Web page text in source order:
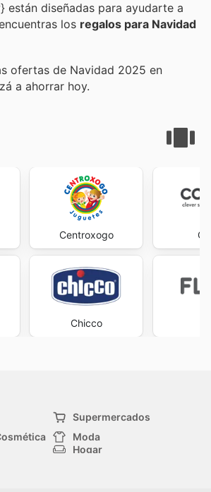
están diseñadas para ayudarte a
los regalos para Navidad
ofertas de Navidad 2025 en
a ahorrar hoy.
Centroxogo
Chicco
Supermercados
Moda
Hogar